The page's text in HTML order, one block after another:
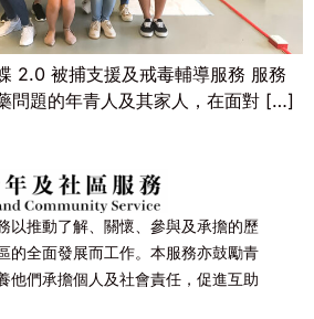
2.0 被捕支援及戒毒輔導服務 服務
問題的年青人及其家人，在面對 […]
以推動了解、關懷、參與及承擔的歷
的全面發展而工作。本服務亦鼓勵青
他們承擔個人及社會責任，促進互助